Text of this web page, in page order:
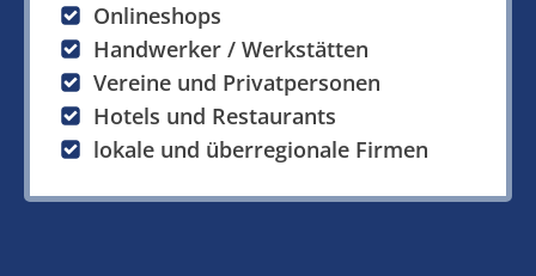
Onlineshops
Handwerker / Werkstätten
Vereine und Privatpersonen
Hotels und Restaurants
lokale und überregionale Firmen